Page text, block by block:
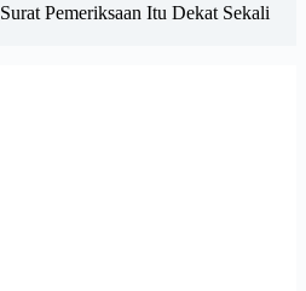
Surat Pemeriksaan Itu Dekat Sekali